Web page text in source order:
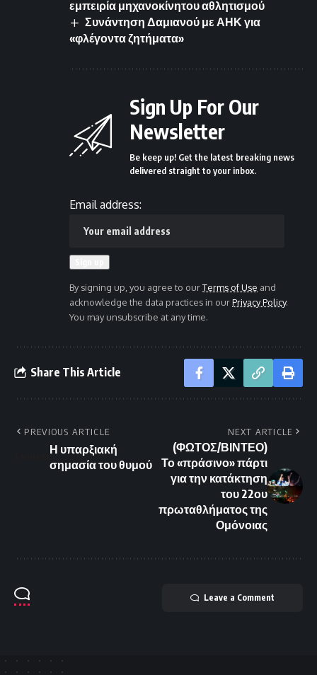
εμπειρία μηχανοκίνητου αθλητισμού
Συνάντηση Δαμιανού με ΑΗΚ για
«φλέγοντα ζητήματα»
Sign Up For Our
Newsletter
Be keep up! Get the latest breaking news
delivered straight to your inbox.
Email address:
By signing up, you agree to ourTerms of Use and
acknowledge the data practices in ourPrivacy Policy.
You may unsubscribe at any time.
Share This Article
PREVIOUS ARTICLE
Η υπαρξιακή
σημασία του θυμού
NEXT ARTICLE
(ΦΩΤΟΣ/ΒΙΝΤΕΟ)
Το «πράσινο» πάρτι
για την κατάκτηση
του 22ου
πρωταθλήματος της
Ομόνοιας
Leave a Comment